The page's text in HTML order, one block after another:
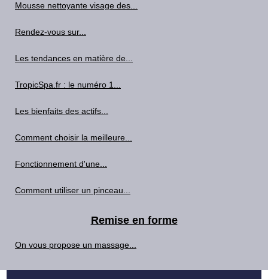
Mousse nettoyante visage des...
Rendez-vous sur...
Les tendances en matière de...
TropicSpa.fr : le numéro 1...
Les bienfaits des actifs...
Comment choisir la meilleure...
Fonctionnement d'une...
Comment utiliser un pinceau...
Remise en forme
On vous propose un massage...